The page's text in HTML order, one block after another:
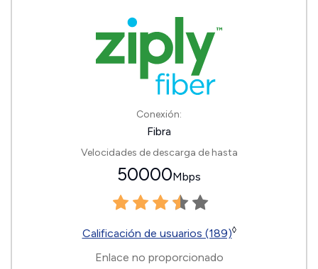
Conexión:
Fibra
Velocidades de descarga de hasta
50000Mbps
Calificación de usuarios (189)◊
Enlace no proporcionado